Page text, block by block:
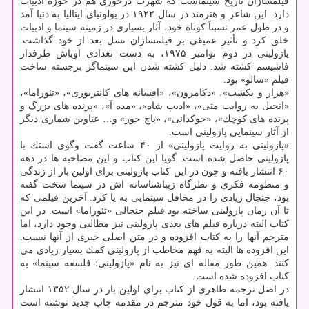
دارد. این شاعر و هنرمند در سال ۱۹۲۲ در بولونیای ایتالیا به دنیا آمد
و در طول عمر نسبتاً كوتاه خود، آثار بسیاری در زمینه سینما و ادبیات
خلق كرد و تأثیر عمیقی بر فیلمسازان نسل بعد از خود گذاشت.
پازولینی در دوم نوامبر ۱۹۷۵، به دست تعدادی اوباش طرفدار
فاشیسم كشته شد. دلیل كشته شدن این سینماگر برجسته ساخت
فیلم «سالو» بود.
«هزار و یكشب»، «دكامرون»، «افسانه های كانتربوری»، «تئوراما»،
«انجیل به روایت متی»، «ادیپ شاه»، «مده آ»، «پرنده های بزرگ و
پرنده های كوچك»، «خوكدانی»، «باج خور» و… عناوین شماری دیگر
از آثار سینمایی پازولینی است.
«پازولینی به روایت پازولینی» از ۴۰ ساعت گفت وگوی استك با
پازولینی حاصل شده است. گویا این كتاب و این مصاحبه ها در دهه
۶۰ انتشار یافته و چون در این كتاب پازولینی برای اولین بار از زندگی
و منظومه فكری و نظرگاه زیباشناسانه اش در سینما سخت گفته
بود، جنجال زیادی را در محافل سینمایی به پا كرد. آخرین فیلمی كه
تا آن زمان پازولینی ساخته بود فیلم جنجالی «تئوراما» است. در این
كتاب البته درباره فیلم های بعدی پازولینی نیز مطالبی وجود دارد، اما
مترجم آنها را به كتاب افزوده و در متن اصلی خبری از آنها نیست.
این افزوده ها البته به فهم مخاطب از پازولینی كمك بسیار زیادی می
كنند. همین طور مقاله ای نیز به نام «پازولینی؛ فلسفه سینما» به
كتاب افزوده شده است.
در اصل ترجمه طاهری از كتاب برای اولین بار در سال ۱۳۵۲ انتشار
یافته بود، اما به قول خود مترجم در مقدمه چاپ جدید نوشته است